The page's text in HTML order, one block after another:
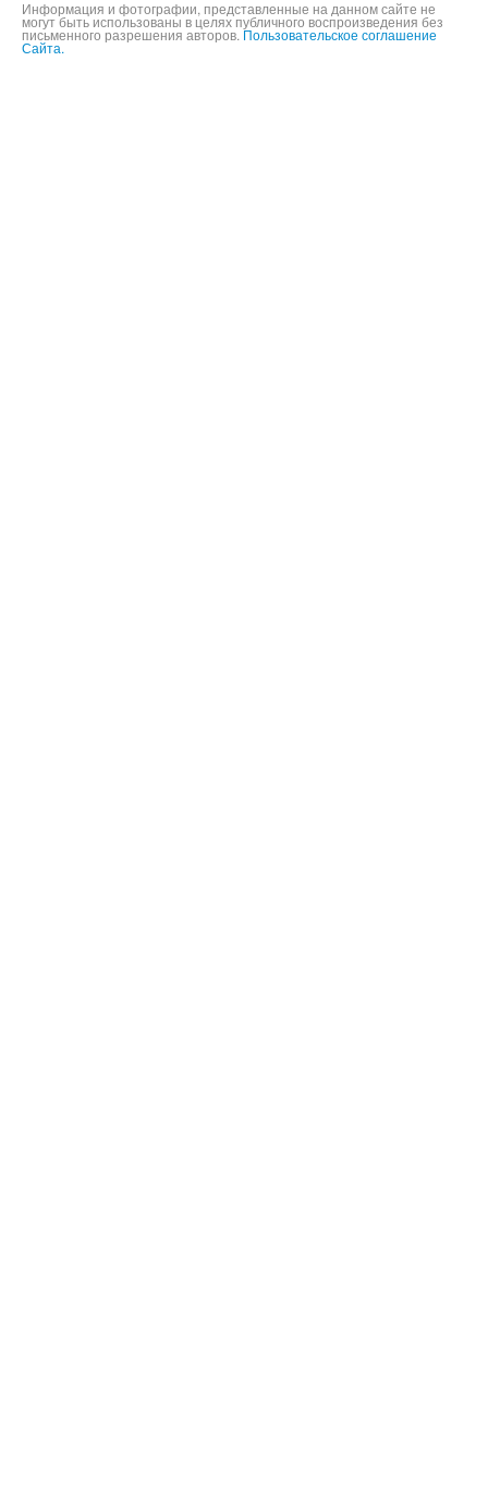
©2004-2026,ООО «Будь мобильным», 16+
Информация и фотографии, представленные на данном сайте не
могут быть использованы в целях публичного воспроизведения без